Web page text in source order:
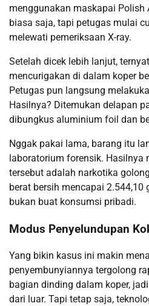
menggunakan maskapai Polish
biasa saja, tapi petugas mulai
melewati pemeriksaan X-ray.
Setelah dicek lebih lanjut,
mencurigakan di dalam koper
Petugas pun langsung
Hasilnya? Ditemukan delapan
dibungkus aluminium foil dan
Nggak pakai lama, barang itu
laboratorium forensik. Hasilnya
tersebut adalah narkotika
berat bersih mencapai
bukan buat konsumsi pribadi.
Modus Penyelundupan
Yang bikin kasus ini makin
penyembunyiannya tergolong
bagian dinding dalam koper,
dari luar. Tapi tetap saja,